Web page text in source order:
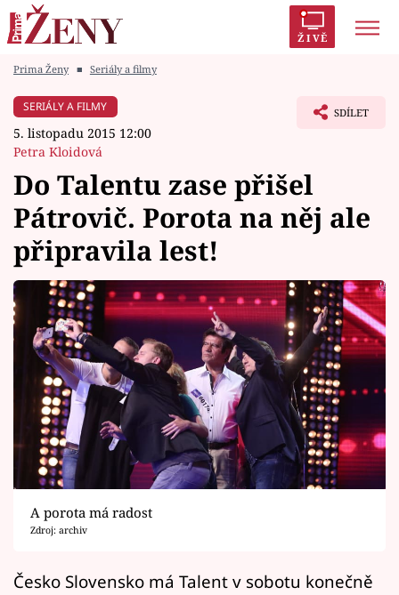
ŽIVĚ
Módní alarm
Témata
Celebrity
Vztahy
Seriály
Horoskopy
Sledujte prima+
Filmový festival Karlovy Vary
Pořady
Mámy sobě
Prima Ženy ■ Seriály a filmy
SERIÁLY A FILMY
5. listopadu 2015 12:00
Petra Kloidová
SDÍLET
Do Talentu zase přišel
Pátrovič. Porota na něj ale
připravila lest!
A porota má radost
Zdroj: archiv
Česko Slovensko má Talent v sobotu konečně